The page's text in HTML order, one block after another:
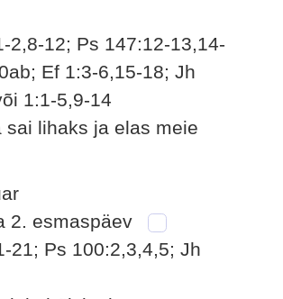
2,8-12; Ps 147:12-13,14-
Ef 1:3-6,15-18; Jh
1:1-5,9-14
sai lihaks ja elas meie
2. esmaspäev
21; Ps 100:2,3,4,5; Jh